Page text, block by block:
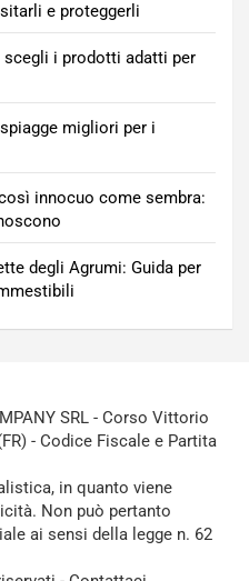
e proteggerli
scegli i prodotti adatti per
migliori per i
innocuo come sembra:
degli Agrumi: Guida per
SRL - Corso Vittorio
- Codice Fiscale e Partita
in quanto viene
Non può pertanto
ai sensi della legge n. 62